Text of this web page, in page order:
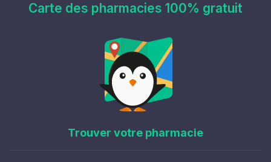
Carte des pharmacies 100% gratuit
Trouver votre pharmacie